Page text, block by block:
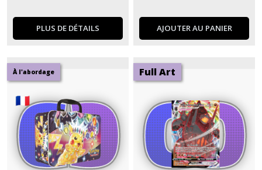
PLUS DE DÉTAILS AJOUTER AU PANIER
À l'abordage Full Art